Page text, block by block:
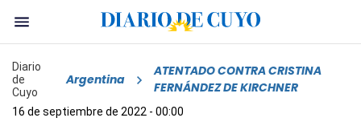
Diario
de
Cuyo
Argentina
ATENTADO CONTRA CRISTINA
FERNÁNDEZ DE KIRCHNER
16 de septiembre de 2022 - 00:00